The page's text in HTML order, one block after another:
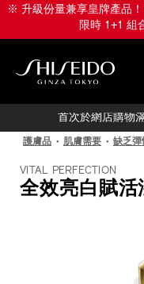
跳※ 升級份量兼享皇牌產品
限時 1+1 組
首次於網店購物
護膚品 肌膚需要 缺乏彈
VITAL PERFECTION
全效亮白賦活